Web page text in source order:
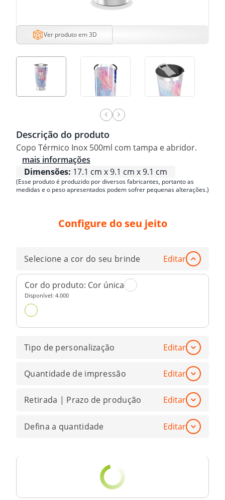
Ver produto em 3D
Descrição do produto
Copo Térmico Inox 500ml com tampa e abridor.
mais informações
Dimensões: 17.1 cm x 9.1 cm x 9.1 cm
(Esse produto é produzido por diversos fabricantes, portanto as
medidas e o peso apresentados podem sofrer pequenas alterações.)
Configure do seu jeito
Selecione a cor do seu brinde Editar
Cor do produto: Cor única
Disponível: 4.000
Tipo de personalização Editar
Quantidade de impressão Editar
Retirada | Prazo de produção Editar
Defina a quantidade Editar